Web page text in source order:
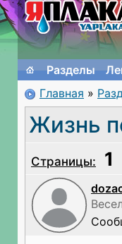
Разделы
Главная »
Жизнь
Страницы: 1